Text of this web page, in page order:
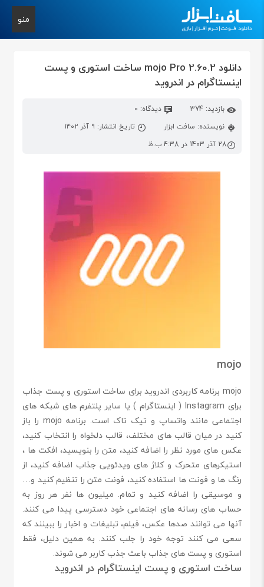
منو
دانلود mojo Pro 2.60.2 ساخت استوری و پست
اینستاگرام در اندروید
بازدید: 374
دیدگاه: 0
نویسنده: سافت ابزار
تاریخ انتشار: ۹ آذر ۱۴۰۲
28 آذر 1403 در 4:38 ب.ظ
mojo
mojo برنامه کاربردی اندروید برای ساخت استوری و پست جذاب
برای Instagram ( اینستاگرام ) یا سایر پلتفرم های شبکه های
اجتماعی مانند واتساپ و تیک تاک است. برنامه mojo را باز
کنید در میان قالب های مختلف، قالب دلخواه را انتخاب کنید،
عکس های مورد نظر را اضافه کنید، متن را بنویسید، افکت ها ،
استیکرهای متحرک و کلاژ های ویدئویی جذاب اضافه کنید، از
رنگ ها و فونت ها استفاده کنید، فونت متن را تنظیم کنید و…
و موسیقی را اضافه کنید و تمام. میلیون ها نفر هر روز به
حساب های رسانه های اجتماعی خود دسترسی پیدا می کنند.
آنها می توانند صدها عکس، فیلم، تبلیغات و اخبار را ببینند که
سعی می کنند توجه خود را جلب کنند. به همین دلیل، فقط
استوری و پست های جذاب باعث جذب کاربر می شوند.
ساخت استوری و پست اینستاگرام در اندروید